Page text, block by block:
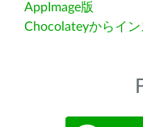
AppImage版
Chocolateyからイ